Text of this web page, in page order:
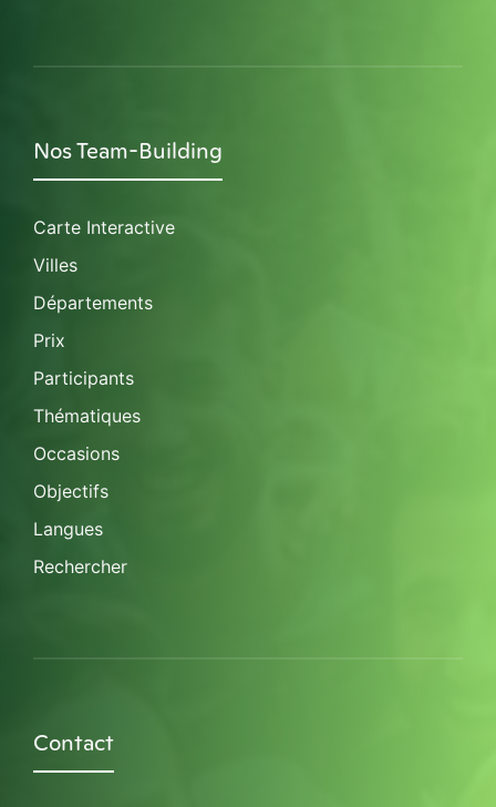
Nos Team-Building
Carte Interactive
Villes
Départements
Prix
Participants
Thématiques
Occasions
Objectifs
Langues
Rechercher
Contact